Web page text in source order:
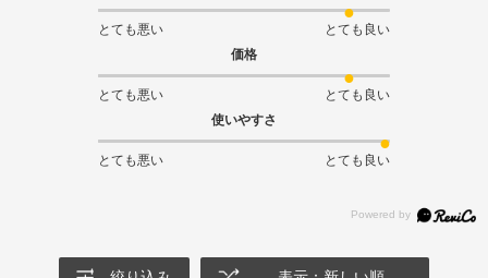
とても悪い
とても良い
価格
とても悪い
とても良い
使いやすさ
とても悪い とても良い